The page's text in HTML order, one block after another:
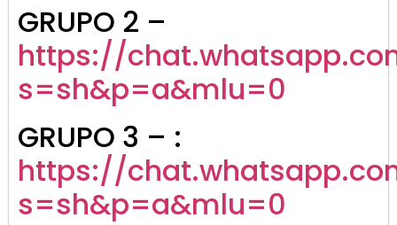
GRUPO 2 –
https://
s=sh&p=a&mlu=0
GRUPO 3 – :
https://
s=sh&p=a&mlu=0